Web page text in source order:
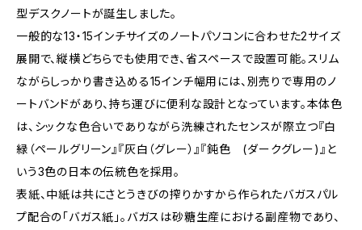
型デスクノートが誕生しました。
一般的な13・15インチサイズのノートパソコンに合わせた2サイズ
展開で、縦横どちらでも使用でき、省スペースで設置可能。スリム
ながらしっかり書き込める15インチ幅用には、別売りで専用のノ
ートバンドがあり、持ち運びに便利な設計となっています。本体色
は、シックな色合いでありながら洗練されたセンスが際立つ『白
緑（ペールグリーン』『灰白（グレー）』『鈍色 (ダークグレー)』と
いう3色の日本の伝統色を採用。
表紙、中紙は共にさとうきびの搾りかすから作られたバガスパル
プ配合の「バガス紙」。バガスは砂糖生産における副産物であり、